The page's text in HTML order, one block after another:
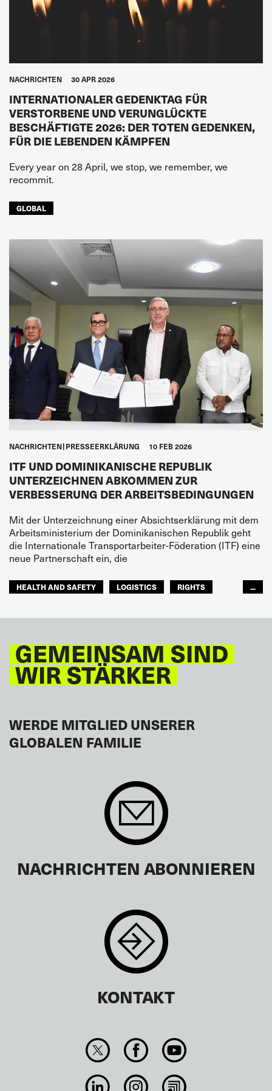
NACHRICHTEN 30 APR 2026
INTERNATIONALER GEDENKTAG FÜR
VERSTORBENE UND VERUNGLÜCKTE
BESCHÄFTIGTE 2026: DER TOTEN GEDENKEN,
FÜR DIE LEBENDEN KÄMPFEN
Every year on 28 April, we stop, we remember, we
recommit.
GLOBAL
NACHRICHTEN PRESSEERKLÄRUNG 10 FEB 2026
ITF UND DOMINIKANISCHE REPUBLIK
UNTERZEICHNEN ABKOMMEN ZUR
VERBESSERUNG DER ARBEITSBEDINGUNGEN
Mit der Unterzeichnung einer Absichtserklärung mit dem
Arbeitsministerium der Dominikanischen Republik geht
die Internationale Transportarbeiter-Föderation (ITF) eine
neue Partnerschaft ein, die
HEALTH AND SAFETY LOGISTICS
RIGHTS
...
GEMEINSAM SIND
WIR STÄRKER
WERDE MITGLIED UNSERER
GLOBALEN FAMILIE
NACHRICHTEN ABONNIEREN
KONTAKT